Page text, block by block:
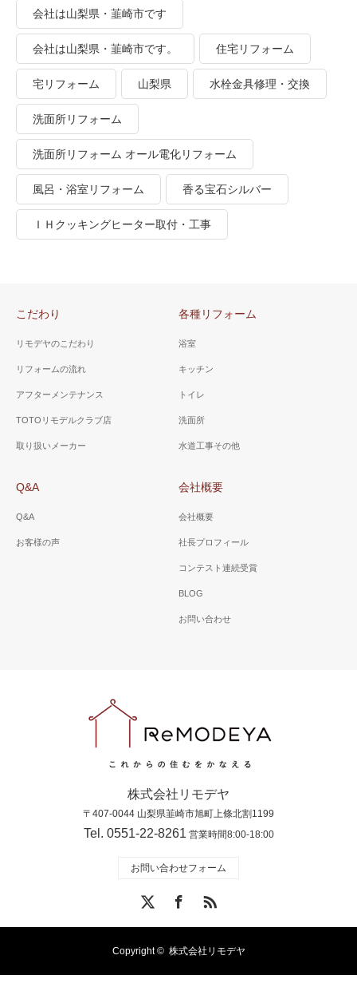
会社は山梨県・韮崎市です
会社は山梨県・韮崎市です。 住宅リフォーム
宅リフォーム 山梨県 水栓金具修理・交換
洗面所リフォーム
洗面所リフォーム オール電化リフォーム
風呂・浴室リフォーム 香る宝石シルバー
ＩＨクッキングヒーター取付・工事
こだわり
リモデヤのこだわり
リフォームの流れ
アフターメンテナンス
TOTOリモデルクラブ店
取り扱いメーカー
各種リフォーム
浴室
キッチン
トイレ
洗面所
水道工事その他
Q&A
Q&A
お客様の声
会社概要
会社概要
社長プロフィール
コンテスト連続受賞
BLOG
お問い合わせ
株式会社リモデヤ
〒407-0044 山梨県韮崎市旭町上條北割1199
Tel. 0551-22-8261営業時間8:00-18:00
お問い合わせフォーム
RSS
Copyright © 株式会社リモデヤ